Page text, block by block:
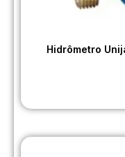
Hidrômetro